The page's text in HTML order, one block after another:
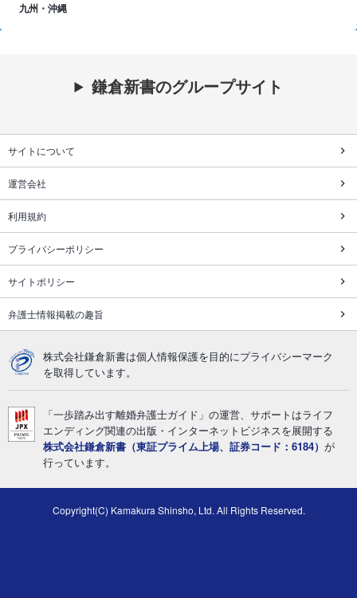
九州・沖縄
鎌倉新書のグループサイト
サイトについて
運営会社
利用規約
プライバシーポリシー
サイトポリシー
弁護士情報掲載の趣旨
株式会社鎌倉新書は個人情報保護を目的にプライバシーマーク
を取得しています。
「一歩踏み出す離婚弁護士ガイド」の運営、サポートはライフ
エンディング関連の出版・インターネットビジネスを展開する
株式会社鎌倉新書（東証プライム上場、証券コード：6184） が
行っています。
Copyright(C) Kamakura Shinsho, Ltd. All Rights Reserved.